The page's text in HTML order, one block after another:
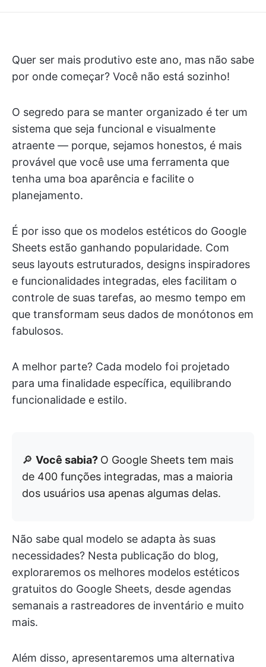
Quer ser mais produtivo este ano, mas não sabe
por onde começar? Você não está sozinho!
O segredo para se manter organizado é ter um
sistema que seja funcional e visualmente
atraente — porque, sejamos honestos, é mais
provável que você use uma ferramenta que
tenha uma boa aparência e facilite o
planejamento.
É por isso que os modelos estéticos do Google
Sheets estão ganhando popularidade. Com
seus layouts estruturados, designs inspiradores
e funcionalidades integradas, eles facilitam o
controle de suas tarefas, ao mesmo tempo em
que transformam seus dados de monótonos em
fabulosos.
A melhor parte? Cada modelo foi projetado
para uma finalidade específica, equilibrando
funcionalidade e estilo.
🔎 Você sabia? O Google Sheets tem mais
de 400 funções integradas, mas a maioria
dos usuários usa apenas algumas delas.
Não sabe qual modelo se adapta às suas
necessidades? Nesta publicação do blog,
exploraremos os melhores modelos estéticos
gratuitos do Google Sheets, desde agendas
semanais a rastreadores de inventário e muito
mais.
Além disso, apresentaremos uma alternativa